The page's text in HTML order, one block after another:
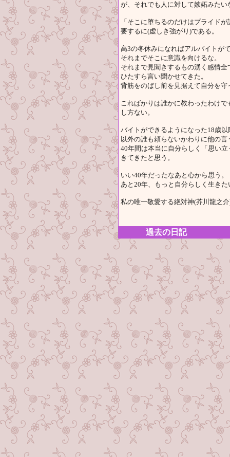
が、それでも人に対して嫉妬みた
「そこに堕ちるのだけはプライド
要するに(虚しき強がり)である。
高3の冬休みになればアルバイトが
それまでそこに意識を向けるな。
それまで見聞きするもの湧く感情
ひたすら言い聞かせてきた。
背筋をのばし前を見据えて自分を守
こればかりは誰かに教わったわけ
し方ない。
バイトができるようになった18歳
以外の誰も頼らないかわりに他の
40年間は本当に自分らしく「思い
きてきたと思う。
いい40年だったなあと心から思う。
あと20年、もっと自分らしく生き
私の唯一敬愛する絶対神(芥川龍之
過去の日記